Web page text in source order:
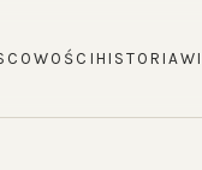
HISTORIA